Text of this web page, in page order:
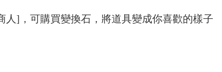
人]，可購買變換石，將道具變成你喜歡的樣子